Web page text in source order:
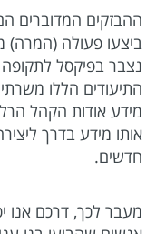
ההבזקים המדוברים
ביצעו פעולה (המרה)
נצבר בפיקסל
התיעודים הללו
מידע אודות הקהל
אותו מידע בדרך
חדשים.
מעבר לכך, דרכם אנו